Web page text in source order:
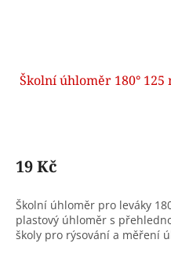
Školní úhloměr 180°
19 Kč
Školní úhloměr pro leváky
plastový úhloměr s
školy pro rýsování a měření